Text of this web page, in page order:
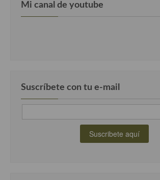
Mi canal de youtube
Suscríbete con tu e-mail